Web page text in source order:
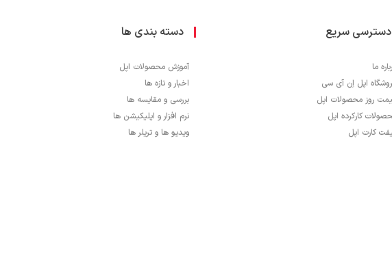
دسترسی سریع
ما
اپل اِن آی سی
روز محصولات اپل
کارکرده اپل
کارت اپل
دسته بندی ها
آموزش محصولات اپل
اخبار و تازه ها
بررسی و مقایسه ها
نرم افزار و اپلیکیشن ها
ویدیو ها و تریلر ها